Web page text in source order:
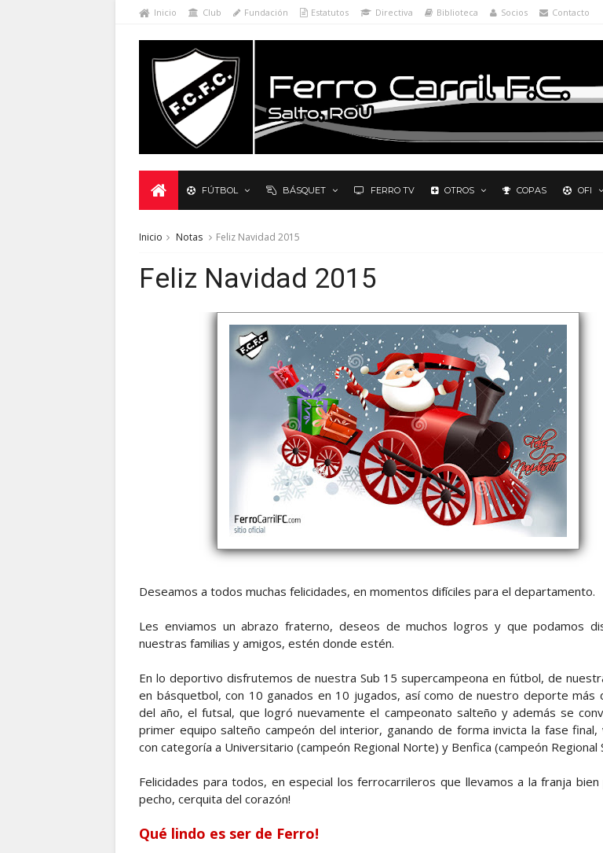
Inicio Club Fundación Estatutos Directiva Biblioteca Socios Contacto
FÚTBOL BÁSQUET FERRO TV OTROS COPAS OFI
Inicio Notas Feliz Navidad 2015
Feliz Navidad 2015
Deseamos a todos muchas felicidades, en momentos difíciles para el departamento.
Les enviamos un abrazo fraterno, deseos de muchos logros y que podamos
nuestras familias y amigos, estén donde estén.
En lo deportivo disfrutemos de nuestra Sub 15 supercampeona en fútbol, de
en básquetbol, con 10 ganados en 10 jugados, así como de nuestro deporte más
del año, el futsal, que logró nuevamente el campeonato salteño y además se
primer equipo salteño campeón del interior, ganando de forma invicta la fase final,
con categoría a Universitario (campeón Regional Norte) y Benfica (campeón Regional
Felicidades para todos, en especial los ferrocarrileros que llevamos a la franja bien
pecho, cerquita del corazón!
Qué lindo es ser de Ferro!